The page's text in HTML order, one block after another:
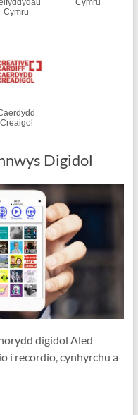
Cymru
Cymru
Creaigol
Digidol
digidol Aled
i recordio, cynhyrchu a